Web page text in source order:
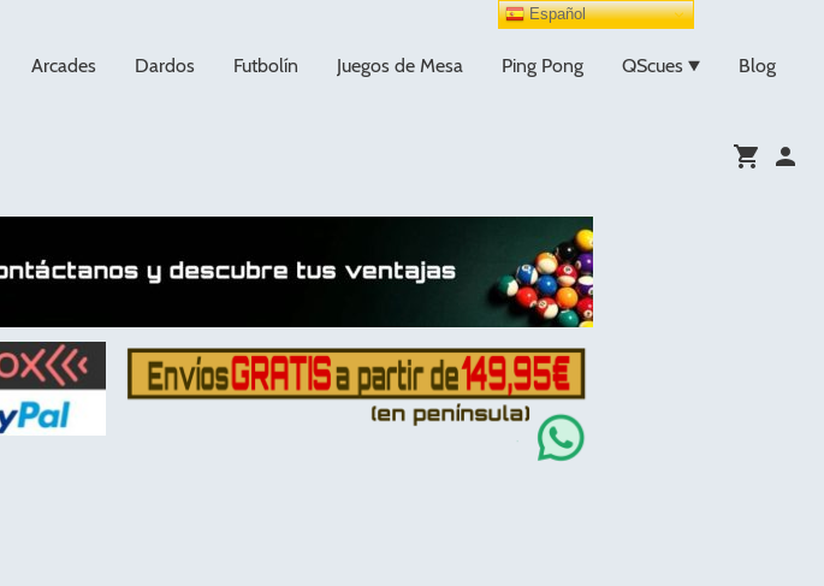
Arcades Dardos Futbolín Juegos de Mesa Ping Pong QScues Blog
Español